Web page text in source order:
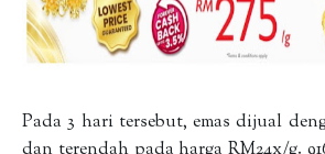
Pada 3 hari tersebut, emas dijual